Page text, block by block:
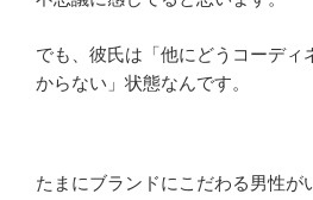
でも、彼氏は「他にどうコーディ
からない」状態なんです。
たまにブランドにこだわる男性が